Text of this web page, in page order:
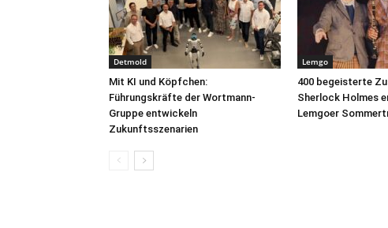
Detmold
Mit KI und Köpfchen:
Führungskräfte der Wortmann-
Gruppe entwickeln
Zukunftsszenarien
Lemgo
400 begeisterte
Sherlock Holmes
Lemgoer